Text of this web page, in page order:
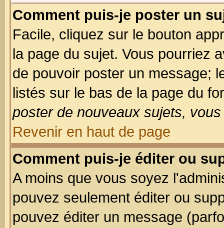
Comment puis-je poster un
Facile, cliquez sur le bouton
la page du sujet. Vous pourriez
de pouvoir poster un message;
listés sur le bas de la page du
poster de nouveaux sujets,
Revenir en haut de page
Comment puis-je éditer ou
A moins que vous soyez
pouvez seulement éditer ou
pouvez éditer un message